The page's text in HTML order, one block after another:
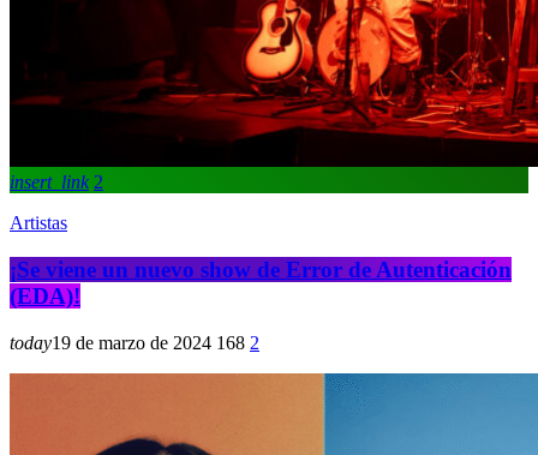
insert_link 2
Artistas
¡Se viene un nuevo show de Error de Autenticación
(EDA)!
today19 de marzo de 2024 168 2